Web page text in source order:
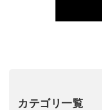
カテゴリ一覧